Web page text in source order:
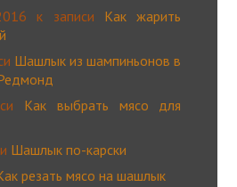
к записи Как жарить
Шашлык из шампиньонов в
Как выбрать мясо для
Шашлык по-карски
резать мясо на шашлык